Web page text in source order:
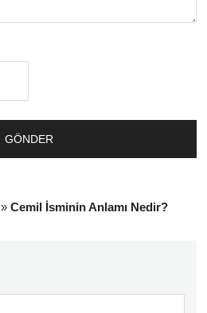
»Cemil İsminin Anlamı Nedir?